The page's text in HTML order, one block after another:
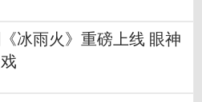
冰雨火》重磅上线 眼神